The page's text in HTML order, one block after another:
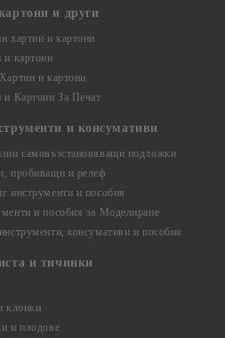
и други
хартии и картони
и картони
и картони
и Картони За Печат
и консумативи
самовъзстановяващи подложки
пробиващи и релеф
инструменти и пособия
и пособия за Моделиране
консумативи и пособия
и тичинки
клонки
и плодове